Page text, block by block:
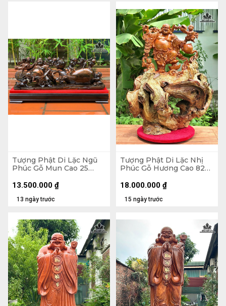
Tượng Phật Di Lặc Ngũ
Phúc Gỗ Mun Cao 25
13 ngày trước
13.500.000 ₫
Tượng Phật Di Lặc Nhị
Phúc Gỗ Hương Cao 82
15 ngày trước
18.000.000 ₫